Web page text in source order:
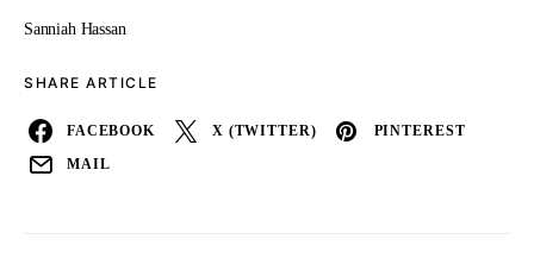
Sanniah Hassan
SHARE ARTICLE
FACEBOOK X (TWITTER) PINTEREST
MAIL